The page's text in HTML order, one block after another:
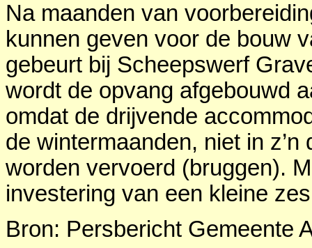
Na maanden van
kunnen geven voor de bouw
gebeurt bij Scheepswerf
wordt de opvang afgebouwd
omdat de drijvende
de wintermaanden, niet in
worden vervoerd (bruggen).
investering van een kleine
Bron: Persbericht Gemeente